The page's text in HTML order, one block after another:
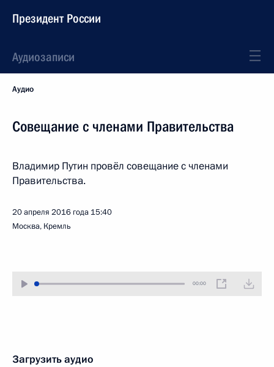
Президент России
Аудиозаписи
Аудио
Совещание с членами Правительства
Владимир Путин провёл совещание с членами
Правительства.
20 апреля 2016 года 15:40
Москва, Кремль
00:00
Загрузить аудио